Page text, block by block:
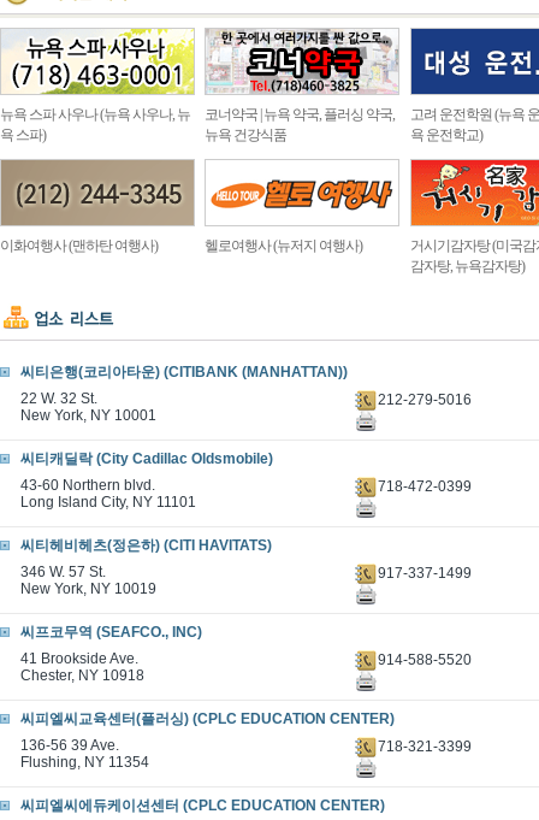
뉴욕 스파 사우나 (뉴욕 사우나, 뉴
욕 스파)
코너약국 | 뉴욕 약국, 플러싱 약국,
뉴욕 건강식품
고려 운전학원 (뉴욕
욕 운전학교)
이화여행사 (맨하탄 여행사) 헬로여행사 (뉴저지 여행사)
거시기감자탕 (미국감
감자탕, 뉴욕감자탕)
씨티은행(코리아타운) (CITIBANK (MANHATTAN))
22 W. 32 St.
New York, NY 10001
212-279-5016
씨티캐딜락 (City Cadillac Oldsmobile)
43-60 Northern blvd.
Long Island City, NY 11101
718-472-0399
씨티헤비헤츠(정은하) (CITI HAVITATS)
346 W. 57 St.
New York, NY 10019
917-337-1499
씨프코무역 (SEAFCO., INC)
41 Brookside Ave.
Chester, NY 10918
914-588-5520
씨피엘씨교육센터(플러싱) (CPLC EDUCATION CENTER)
136-56 39 Ave.
Flushing, NY 11354
718-321-3399
씨피엘씨에듀케이션센터 (CPLC EDUCATION CENTER)